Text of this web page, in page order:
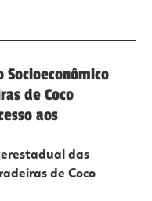
Socioeconômico
de Coco
aos
das
de Coco